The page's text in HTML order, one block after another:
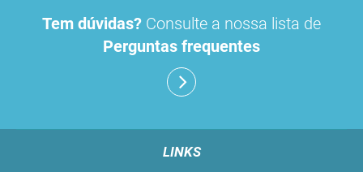
Tem dúvidas? Consulte a nossa lista de
Perguntas frequentes
LINKS